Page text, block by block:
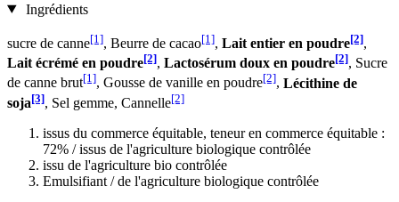
Ingrédients
sucre de canne[1], Beurre de cacao[1], Lait entier en poudre[2],
Lait écrémé en poudre[2], Lactosérum doux en poudre[2], Sucre
de canne brut[1], Gousse de vanille en poudre[2], Lécithine de
soja[3], Sel gemme, Cannelle[2]
issus du commerce équitable, teneur en commerce équitable :
72% / issus de l'agriculture biologique contrôlée
issu de l'agriculture bio contrôlée
Emulsifiant / de l'agriculture biologique contrôlée